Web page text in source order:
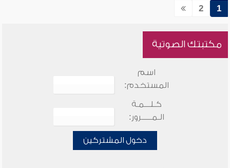
1
2
مكتبتك الصوتية
اسم
المستخدم:
كـلـــمـة
الـمـــــرور:
دخول المشتركين